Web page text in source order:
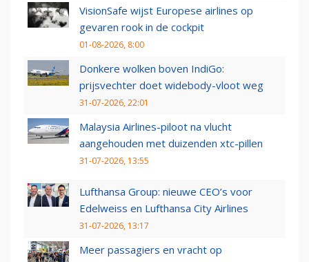
VisionSafe wijst Europese airlines op
gevaren rook in de cockpit
01-08-2026, 8:00
Donkere wolken boven IndiGo:
prijsvechter doet widebody-vloot weg
31-07-2026, 22:01
Malaysia Airlines-piloot na vlucht
aangehouden met duizenden xtc-pillen
31-07-2026, 13:55
Lufthansa Group: nieuwe CEO’s voor
Edelweiss en Lufthansa City Airlines
31-07-2026, 13:17
Meer passagiers en vracht op